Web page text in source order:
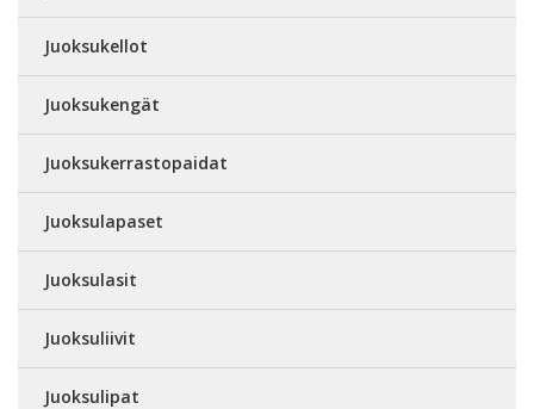
Juoksukellot
Juoksukengät
Juoksukerrastopaidat
Juoksulapaset
Juoksulasit
Juoksuliivit
Juoksulipat